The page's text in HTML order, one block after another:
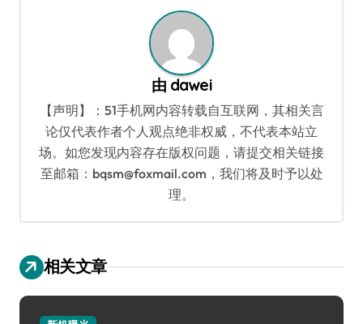
由 dawei
【声明】：51手机网内容转载自互联网，其相关言
论仅代表作者个人观点绝非权威，不代表本站立
场。如您发现内容存在版权问题，请提交相关链接
至邮箱：bqsm@foxmail.com，我们将及时予以处
理。
相关文章